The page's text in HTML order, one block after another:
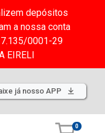
depósitos
a nossa conta
0001-29
EIRELI
já nosso APP
0